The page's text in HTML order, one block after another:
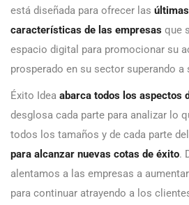
está diseñada para ofrecer las
características de las empresas que
espacio digital para promocionar su
prosperado en su sector superando a
Éxito Idea abarca todos los aspectos
desglosa cada parte para analizar lo
todos los tamaños y de cada parte
para alcanzar nuevas cotas de éxito.
alentamos a las empresas a
para continuar atrayendo a los